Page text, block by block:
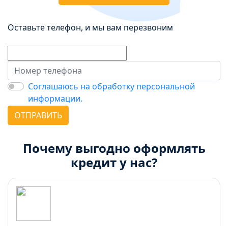
Оставьте телефон, и мы вам перезвоним
Соглашаюсь на обработку персональной
информации.
ОТПРАВИТЬ
Почему выгодно оформлять
кредит у нас?